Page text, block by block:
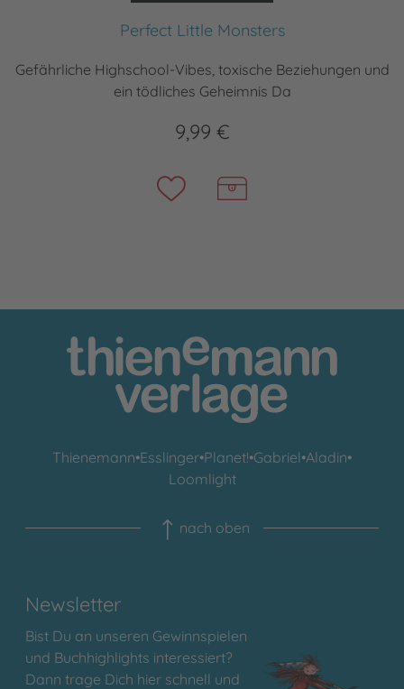
Perfect Little Monsters
Gefährliche Highschool-Vibes, toxische Beziehungen und
ein tödliches Geheimnis Da
9,99 €
Thienemann•Esslinger•Planet!•Gabriel•Aladin•
Loomlight
nach oben
Newsletter
Bist Du an unseren Gewinnspielen
und Buchhighlights interessiert?
Dann trage Dich hier schnell und